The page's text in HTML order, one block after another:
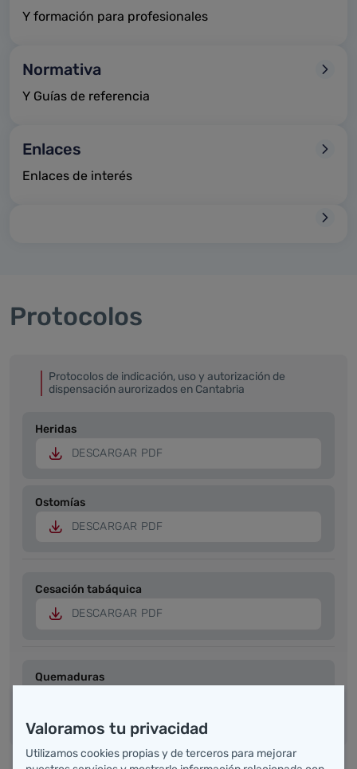
Y formación para profesionales
Normativa
Y Guías de referencia
Enlaces
Enlaces de interés
Protocolos
Protocolos de indicación, uso y autorización de
dispensación aurorizados en Cantabria
Heridas
DESCARGAR PDF
Ostomías
DESCARGAR PDF
Cesación tabáquica
DESCARGAR PDF
Quemaduras
Valoramos tu privacidad
Utilizamos cookies propias y de terceros para mejorar